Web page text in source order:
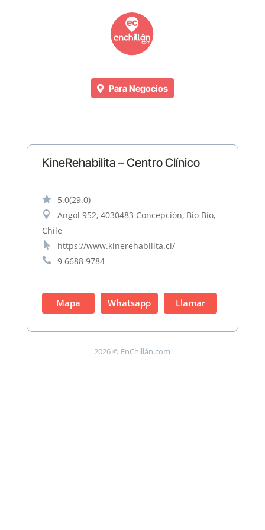
Para Negocios
KineRehabilita – Centro Clínico
 5.0(29.0)

Angol 952, 4030483 Concepción, Bío Bío,
Chile
 https://www.kinerehabilita.cl/
 9 6688 9784
Mapa Whatsapp Llamar
2026 © EnChillán.com